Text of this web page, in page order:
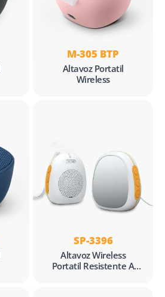
M-305 BTP
Altavoz Portatil
Wireless
SP-3396
Altavoz Wireless
Portatil Resistente A